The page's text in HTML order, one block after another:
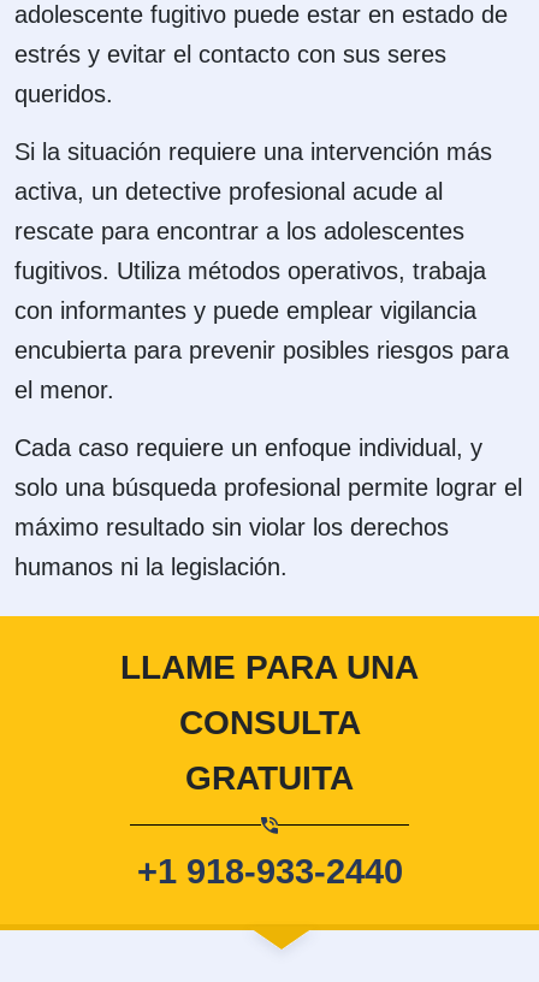
adolescente fugitivo puede estar en estado de
estrés y evitar el contacto con sus seres
queridos.
Si la situación requiere una intervención más
activa, un detective profesional acude al
rescate para encontrar a los adolescentes
fugitivos. Utiliza métodos operativos, trabaja
con informantes y puede emplear vigilancia
encubierta para prevenir posibles riesgos para
el menor.
Cada caso requiere un enfoque individual, y
solo una búsqueda profesional permite lograr el
máximo resultado sin violar los derechos
humanos ni la legislación.
LLAME PARA UNA
CONSULTA
GRATUITA
+1 918-933-2440